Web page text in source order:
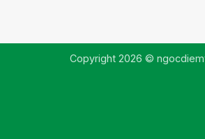
Copyright 2026 ©